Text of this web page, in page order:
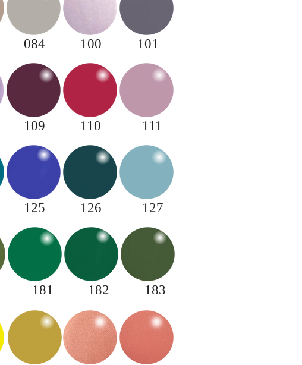
084 100 101
109 110 111
125 126 127
​181 182 183